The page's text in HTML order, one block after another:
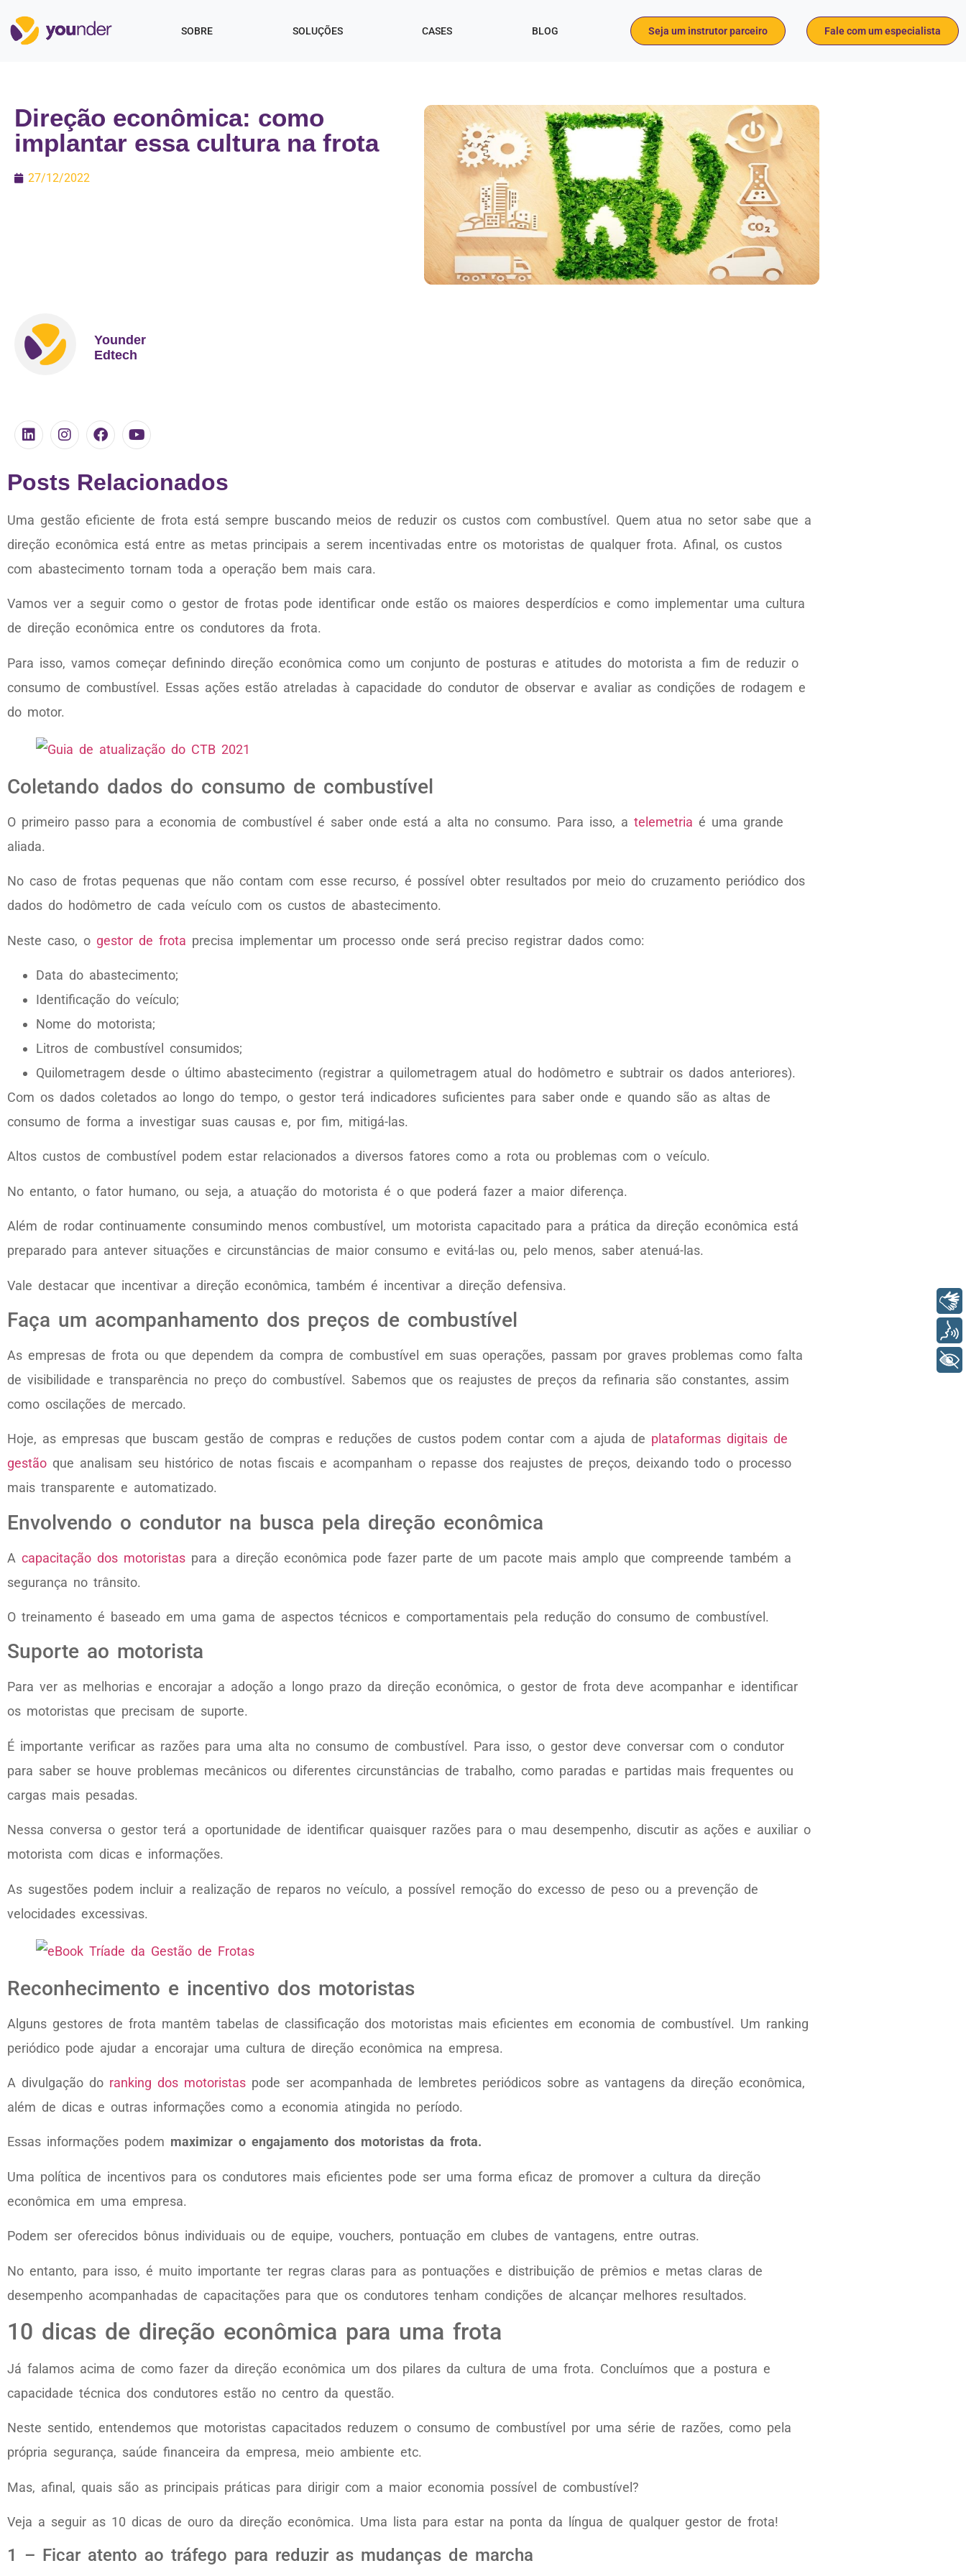
SOBRE SOLUÇÕES CASES BLOG Seja um instrutor parceiro Fale com um especialista
Direção econômica: como
implantar essa cultura na frota
27/12/2022
Younder
Edtech
Posts Relacionados
Uma gestão eficiente de frota está sempre buscando meios de reduzir os custos com combustível. Quem atua no setor sabe que a
direção econômica está entre as metas principais a serem incentivadas entre os motoristas de qualquer frota. Afinal, os custos
com abastecimento tornam toda a operação bem mais cara.
Vamos ver a seguir como o gestor de frotas pode identificar onde estão os maiores desperdícios e como implementar uma cultura
de direção econômica entre os condutores da frota.
Para isso, vamos começar definindo direção econômica como um conjunto de posturas e atitudes do motorista a fim de reduzir o
consumo de combustível. Essas ações estão atreladas à capacidade do condutor de observar e avaliar as condições de rodagem e
do motor.
Coletando dados do consumo de combustível
O primeiro passo para a economia de combustível é saber onde está a alta no consumo. Para isso, a telemetria é uma grande
aliada.
No caso de frotas pequenas que não contam com esse recurso, é possível obter resultados por meio do cruzamento periódico dos
dados do hodômetro de cada veículo com os custos de abastecimento.
Neste caso, o gestor de frota precisa implementar um processo onde será preciso registrar dados como:
Data do abastecimento;
Identificação do veículo;
Nome do motorista;
Litros de combustível consumidos;
Quilometragem desde o último abastecimento (registrar a quilometragem atual do hodômetro e subtrair os dados anteriores).
Com os dados coletados ao longo do tempo, o gestor terá indicadores suficientes para saber onde e quando são as altas de
consumo de forma a investigar suas causas e, por fim, mitigá-las.
Altos custos de combustível podem estar relacionados a diversos fatores como a rota ou problemas com o veículo.
No entanto, o fator humano, ou seja, a atuação do motorista é o que poderá fazer a maior diferença.
Além de rodar continuamente consumindo menos combustível, um motorista capacitado para a prática da direção econômica está
preparado para antever situações e circunstâncias de maior consumo e evitá-las ou, pelo menos, saber atenuá-las.
Vale destacar que incentivar a direção econômica, também é incentivar a direção defensiva.
Faça um acompanhamento dos preços de combustível
As empresas de frota ou que dependem da compra de combustível em suas operações, passam por graves problemas como falta
de visibilidade e transparência no preço do combustível. Sabemos que os reajustes de preços da refinaria são constantes, assim
como oscilações de mercado.
Hoje, as empresas que buscam gestão de compras e reduções de custos podem contar com a ajuda de plataformas digitais de
gestão que analisam seu histórico de notas fiscais e acompanham o repasse dos reajustes de preços, deixando todo o processo
mais transparente e automatizado.
Envolvendo o condutor na busca pela direção econômica
A capacitação dos motoristas para a direção econômica pode fazer parte de um pacote mais amplo que compreende também a
segurança no trânsito.
O treinamento é baseado em uma gama de aspectos técnicos e comportamentais pela redução do consumo de combustível.
Suporte ao motorista
Para ver as melhorias e encorajar a adoção a longo prazo da direção econômica, o gestor de frota deve acompanhar e identificar
os motoristas que precisam de suporte.
É importante verificar as razões para uma alta no consumo de combustível. Para isso, o gestor deve conversar com o condutor
para saber se houve problemas mecânicos ou diferentes circunstâncias de trabalho, como paradas e partidas mais frequentes ou
cargas mais pesadas.
Nessa conversa o gestor terá a oportunidade de identificar quaisquer razões para o mau desempenho, discutir as ações e auxiliar o
motorista com dicas e informações.
As sugestões podem incluir a realização de reparos no veículo, a possível remoção do excesso de peso ou a prevenção de
velocidades excessivas.
Reconhecimento e incentivo dos motoristas
Alguns gestores de frota mantêm tabelas de classificação dos motoristas mais eficientes em economia de combustível. Um ranking
periódico pode ajudar a encorajar uma cultura de direção econômica na empresa.
A divulgação do ranking dos motoristas pode ser acompanhada de lembretes periódicos sobre as vantagens da direção econômica,
além de dicas e outras informações como a economia atingida no período.
Essas informações podem maximizar o engajamento dos motoristas da frota.
Uma política de incentivos para os condutores mais eficientes pode ser uma forma eficaz de promover a cultura da direção
econômica em uma empresa.
Podem ser oferecidos bônus individuais ou de equipe, vouchers, pontuação em clubes de vantagens, entre outras.
No entanto, para isso, é muito importante ter regras claras para as pontuações e distribuição de prêmios e metas claras de
desempenho acompanhadas de capacitações para que os condutores tenham condições de alcançar melhores resultados.
10 dicas de direção econômica para uma frota
Já falamos acima de como fazer da direção econômica um dos pilares da cultura de uma frota. Concluímos que a postura e
capacidade técnica dos condutores estão no centro da questão.
Neste sentido, entendemos que motoristas capacitados reduzem o consumo de combustível por uma série de razões, como pela
própria segurança, saúde financeira da empresa, meio ambiente etc.
Mas, afinal, quais são as principais práticas para dirigir com a maior economia possível de combustível?
Veja a seguir as 10 dicas de ouro da direção econômica. Uma lista para estar na ponta da língua de qualquer gestor de frota!
1 – Ficar atento ao tráfego para reduzir as mudanças de marcha